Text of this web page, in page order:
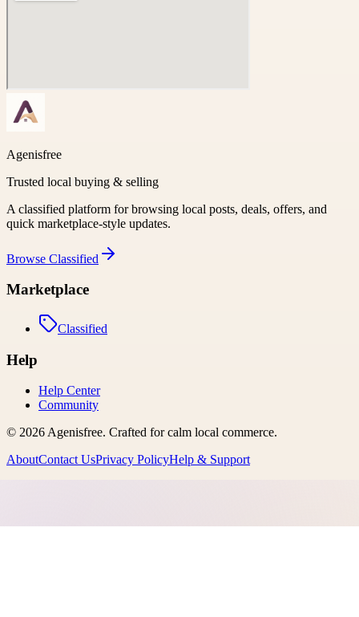
Agenisfree
Trusted local buying & selling
A classified platform for browsing local posts, deals, offers, and
quick marketplace-style updates.
Browse Classified
Marketplace
Classified
Help
Help Center
Community
© 2026Agenisfree. Crafted for calm local commerce.
AboutContact UsPrivacy PolicyHelp & Support